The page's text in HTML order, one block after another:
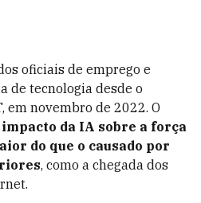
oficiais de emprego e
de tecnologia desde o
em novembro de 2022. O
impacto da IA sobre a força
do que o causado por
, como a chegada dos